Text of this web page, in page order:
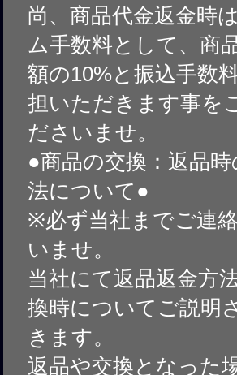
尚、商品代金返金時
ム手数料として、商
額の10%と振込手数
担いただきます事を
ださいませ。
●商品の交換：返品
法について●
※必ず当社までご連
いませ。
当社にて返品返金方
換時についてご説明
きます。
返品や交換となった